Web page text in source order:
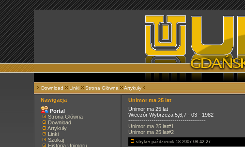
Download Linki Strona Główna Artykuły
Nawigacja
Portal
Strona Główna
Download
Artykuły
Linki
Szukaj
Historia Unimoru
Unimor ma 25 lat
Unimor ma 25 lat
Wieczór Wybrzeża 5,6,7 - 03 - 1982
----------------------------------------
Unimor ma 25 lat#1
Unimor ma 25 lat#2
stryker październik 18 2007 08:42:27